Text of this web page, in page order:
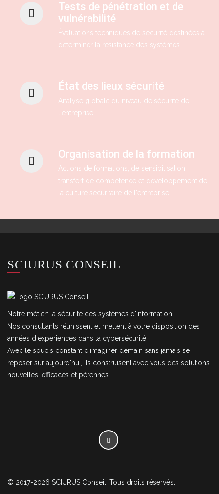
Tests de pénétration et de
vulnérabilité
Évaluations techniques de sécurité destinées à
déterminer la résistance des systèmes.
État des lieux sécurité
Analyse globale du niveau de sécurité de
l'entreprise.
Organisation de la formation
Actions de formations, de sensibilisation,
transfert de compétence et développement de
la culture sécuritaire de l'entreprise.
SCIURUS CONSEIL
Notre métier: la sécurité des systèmes d'information.
Nos consultants réunissent et mettent à votre disposition des
années d'experiences dans la cybersécurité.
Avec le soucis constant d'imaginer demain sans jamais se
reposer sur aujourd'hui, ils construisent avec vous des solutions
nouvelles, efficaces et pérennes.
© 2017-2026 SCIURUS Conseil. Tous droits réservés.